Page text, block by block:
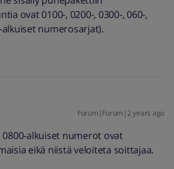
ovat 0100-, 0200-, 0300-, 060-,
alkuiset numerosarjat).
Forum|Forum|2 years ago
alkuiset numerot ovat
eikä niistä veloiteta soittajaa.